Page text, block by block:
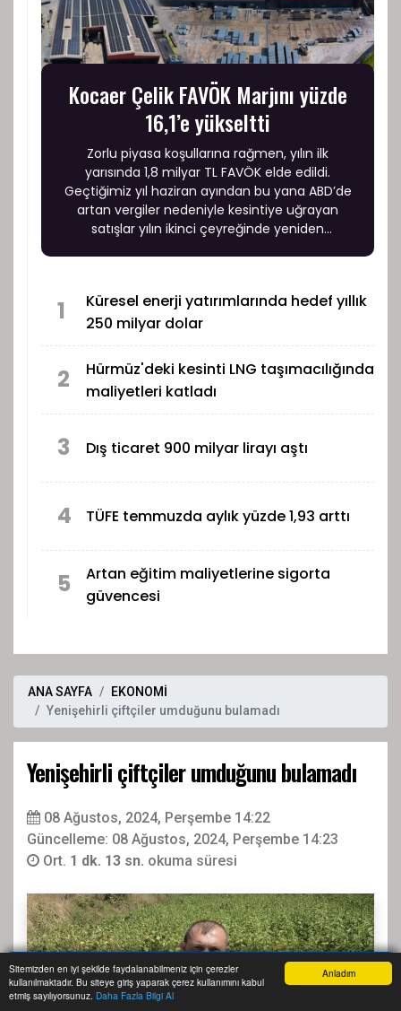
Anladım
Sitemizden en iyi şekilde faydalanabilmeniz için çerezler
kullanılmaktadır. Bu siteye giriş yaparak çerez kullanımını kabul
etmiş sayılıyorsunuz. Daha Fazla Bilgi Al
Kocaer Çelik FAVÖK Marjını yüzde
16,1’e yükseltti
Zorlu piyasa koşullarına rağmen, yılın ilk
yarısında 1,8 milyar TL FAVÖK elde edildi.
Geçtiğimiz yıl haziran ayından bu yana ABD’de
artan vergiler nedeniyle kesintiye uğrayan
satışlar yılın ikinci çeyreğinde yeniden
verildi.
1
Küresel enerji yatırımlarında hedef yıllık
250 milyar dolar
2
Hürmüz'deki kesinti LNG taşımacılığında
maliyetleri katladı
3 Dış ticaret 900 milyar lirayı aştı
4 TÜFE temmuzda aylık yüzde 1,93 arttı
5
Artan eğitim maliyetlerine sigorta
güvencesi
ANA SAYFA
EKONOMİ
Yenişehirli çiftçiler umduğunu bulamadı
Yenişehirli çiftçiler umduğunu bulamadı
08 Ağustos, 2024, Perşembe 14:22
Güncelleme: 08 Ağustos, 2024, Perşembe 14:23
Ort. 1 dk. 13 sn. okuma süresi
Anasayfa Yazarlar Haber Ara İhbar Hattı Menu